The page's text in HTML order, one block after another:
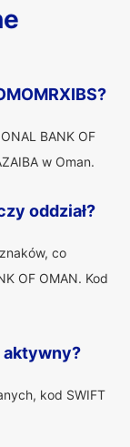
BANK OF
w Oman.
oddział?
co
OF OMAN. Kod
aktywny?
kod SWIFT